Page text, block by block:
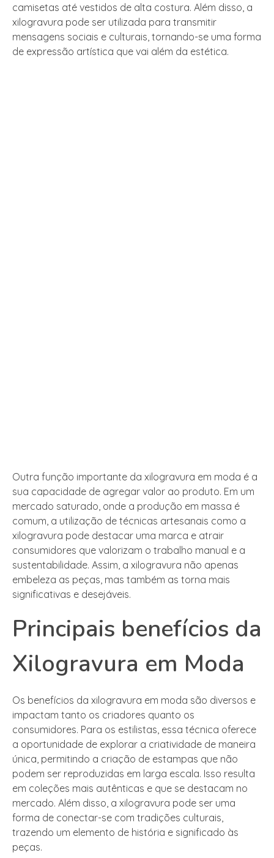
camisetas até vestidos de alta costura. Além disso, a
xilogravura pode ser utilizada para transmitir
mensagens sociais e culturais, tornando-se uma forma
de expressão artística que vai além da estética.
Outra função importante da xilogravura em moda é a
sua capacidade de agregar valor ao produto. Em um
mercado saturado, onde a produção em massa é
comum, a utilização de técnicas artesanais como a
xilogravura pode destacar uma marca e atrair
consumidores que valorizam o trabalho manual e a
sustentabilidade. Assim, a xilogravura não apenas
embeleza as peças, mas também as torna mais
significativas e desejáveis.
Principais benefícios da
Xilogravura em Moda
Os benefícios da xilogravura em moda são diversos e
impactam tanto os criadores quanto os
consumidores. Para os estilistas, essa técnica oferece
a oportunidade de explorar a criatividade de maneira
única, permitindo a criação de estampas que não
podem ser reproduzidas em larga escala. Isso resulta
em coleções mais autênticas e que se destacam no
mercado. Além disso, a xilogravura pode ser uma
forma de conectar-se com tradições culturais,
trazendo um elemento de história e significado às
peças.